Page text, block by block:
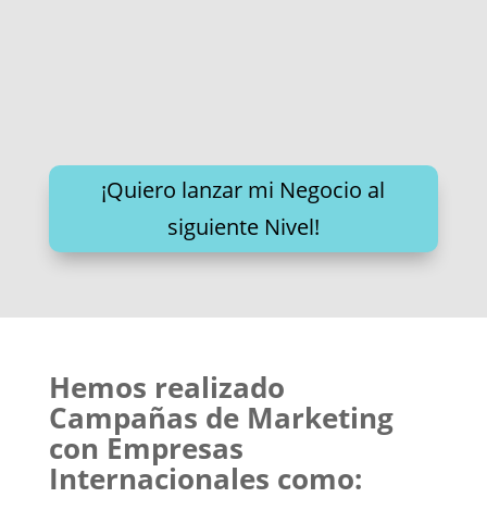
¡Quiero lanzar mi Negocio al
siguiente Nivel!
Hemos realizado
Campañas de Marketing
con Empresas
Internacionales como: